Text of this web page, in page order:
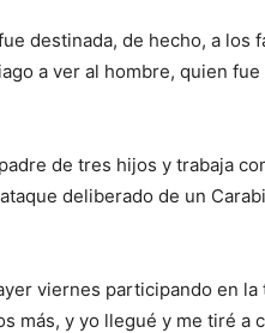
destinada, de hecho, a
a ver al hombre, quien
de tres hijos y trabaja
deliberado de un
viernes participando en
más, y yo llegué y me tiré